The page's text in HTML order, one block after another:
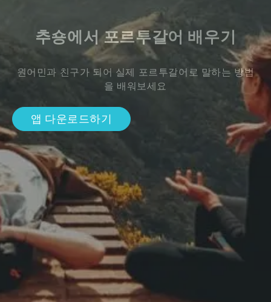
추숑에서 포르투갈어 배우기
원어민과 친구가 되어 실제 포르투갈어로 말하는 방법
을 배워보세요
앱 다운로드하기